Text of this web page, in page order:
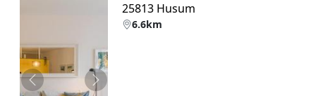
Zurück Weiter
25813 Husum
6.6km